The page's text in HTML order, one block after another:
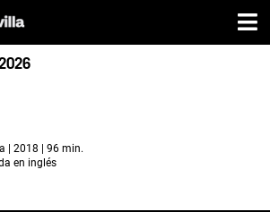
| 2018 | 96 min.
en inglés